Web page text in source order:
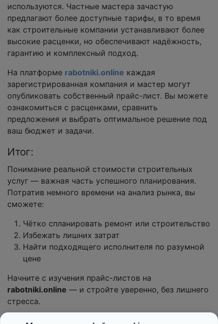
используются. Частные мастера зачастую
предлагают более доступные тарифы, в то время
как строительные компании устанавливают более
высокие расценки, но обеспечивают надёжность,
гарантию и комплексный подход.
На платформе rabotniki.online каждая
зарегистрированная компания и мастер могут
опубликовать собственный прайс-лист. Вы можете
ознакомиться с расценками, сравнить
предложения и выбрать оптимальное решение под
ваш бюджет и задачи.
Итог:
Понимание реальной стоимости строительных
услуг — важная часть успешного планирования.
Потратив немного времени на анализ рынка, вы
сможете:
Чётко спланировать ремонт или строительство
Избежать лишних затрат
Найти подходящего исполнителя по разумной
цене
Начните с изучения прайс-листов на
rabotniki.online — и стройте уверенно, без лишнего
стресса.